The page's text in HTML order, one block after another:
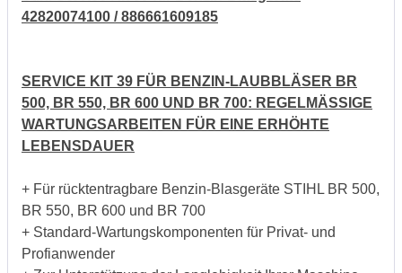
42820074100 / 886661609185
SERVICE KIT 39 FÜR BENZIN-LAUBBLÄSER BR
500, BR 550, BR 600 UND BR 700: REGELMÄSSIGE
WARTUNGSARBEITEN FÜR EINE ERHÖHTE
LEBENSDAUER
+ Für rücktentragbare Benzin-Blasgeräte STIHL BR 500,
BR 550, BR 600 und BR 700
+ Standard-Wartungskomponenten für Privat- und
Profianwender